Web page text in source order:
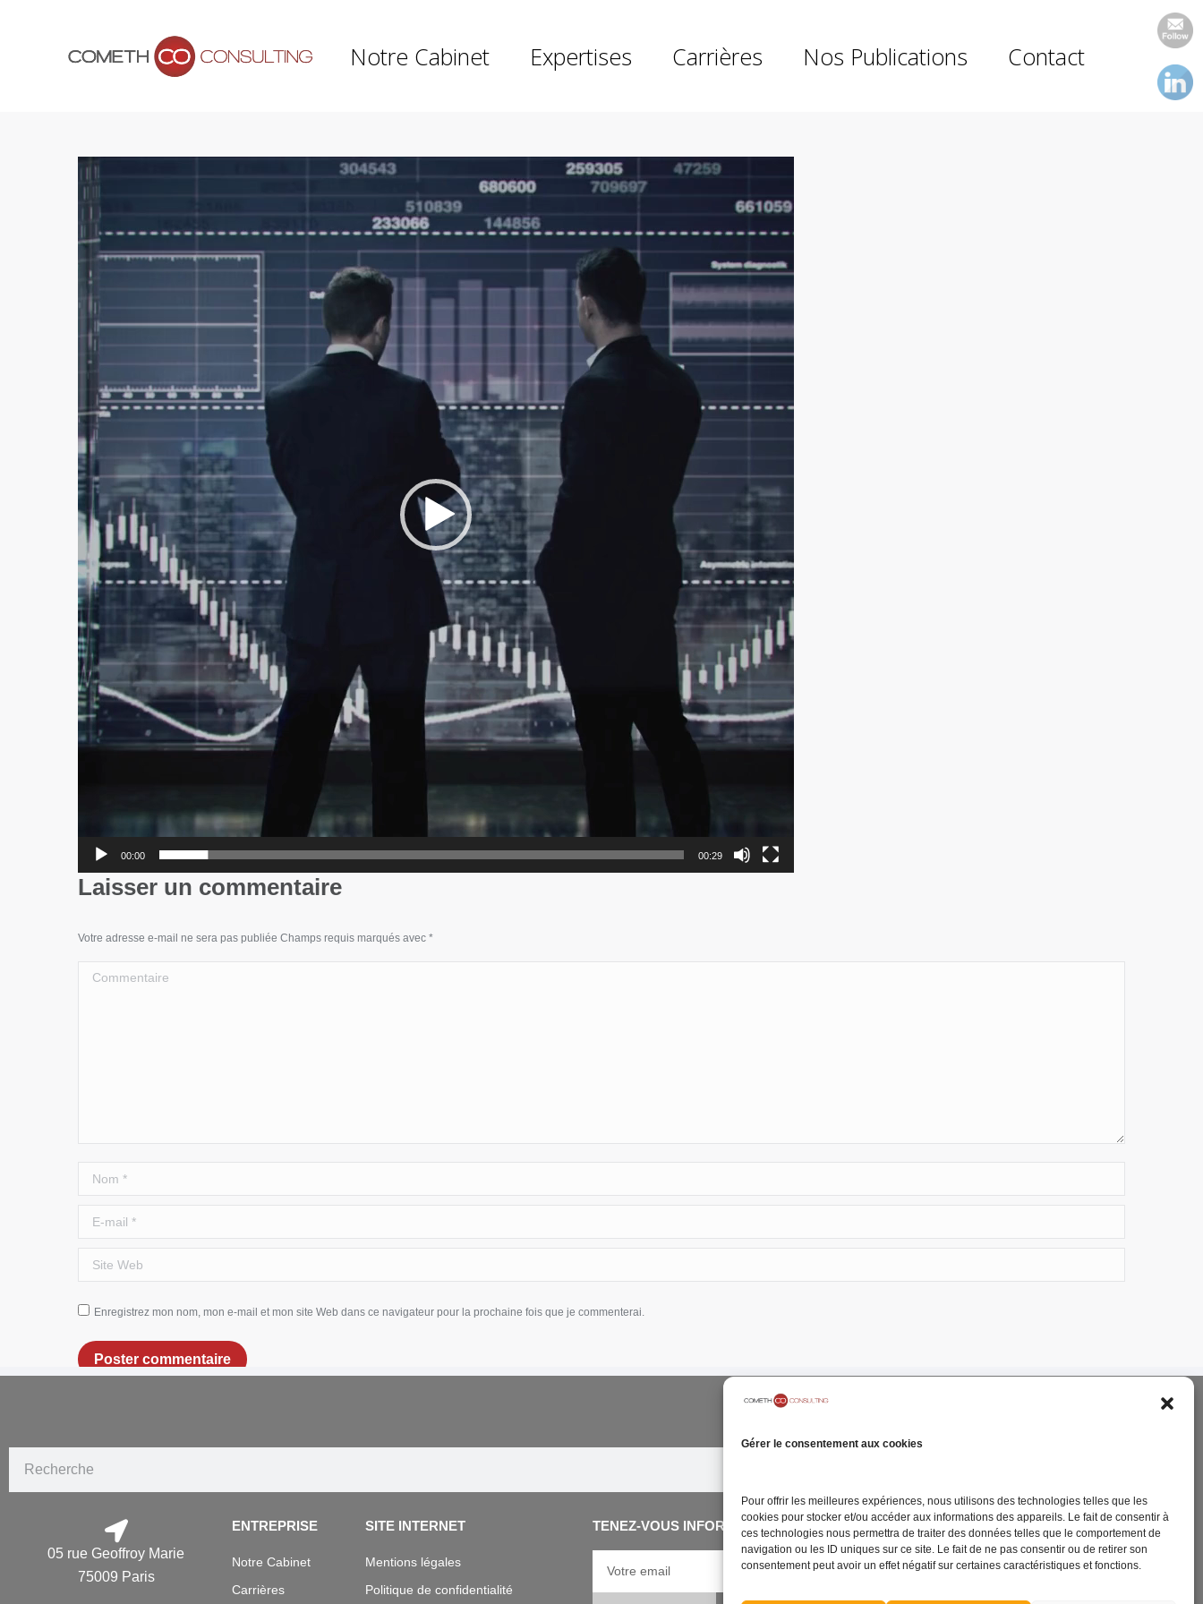
Gérer le consentement aux cookies
Pour offrir les meilleures expériences, nous utilisons des technologies telles que les
cookies pour stocker et/ou accéder aux informations des appareils. Le fait de consentir à
ces technologies nous permettra de traiter des données telles que le comportement de
navigation ou les ID uniques sur ce site. Le fait de ne pas consentir ou de retirer son
consentement peut avoir un effet négatif sur certaines caractéristiques et fonctions.
Notre Cabinet Expertises Carrières Nos Publications Contact
Lecteur
vidéo
00:00 00:29
Laisser un commentaire
Votre adresse e-mail ne sera pas publiée Champs requis marqués avec *
Commentaire
Nom *
E-mail *
Site Web
Enregistrez mon nom, mon e-mail et mon site Web dans ce navigateur pour la prochaine fois que je commenterai.
Poster commentaire
05 rue Geoffroy Marie
75009 Paris
ENTREPRISE
Notre Cabinet
Carrières
SITE INTERNET
Mentions légales
Politique de confidentialité
TENEZ-VOUS INFORMÉ DE L'ACTUALITÉ